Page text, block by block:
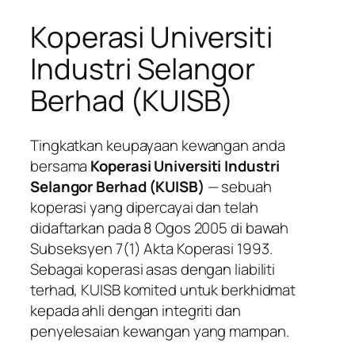
Koperasi Universiti
Industri Selangor
Berhad (KUISB)
Tingkatkan keupayaan kewangan anda
bersama Koperasi Universiti Industri
Selangor Berhad (KUISB) — sebuah
koperasi yang dipercayai dan telah
didaftarkan pada 8 Ogos 2005 di bawah
Subseksyen 7(1) Akta Koperasi 1993.
Sebagai koperasi asas dengan liabiliti
terhad, KUISB komited untuk berkhidmat
kepada ahli dengan integriti dan
penyelesaian kewangan yang mampan.